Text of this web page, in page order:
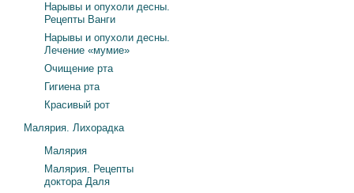
Нарывы и опухоли десны.
Рецепты Ванги
Нарывы и опухоли десны.
Лечение «мумие»
Очищение рта
Гигиена рта
Красивый рот
Малярия. Лихорадка
Малярия
Малярия. Рецепты
доктора Даля